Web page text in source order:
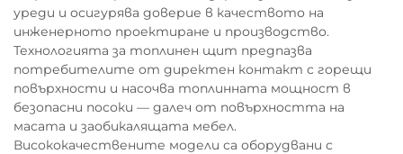
уреди и осигурява доверие в качеството на
инженерното проектиране и производство.
Технологията за топлинен щит предпазва
потребителите от директен контакт с горещи
повърхности и насочва топлинната мощност в
безопасни посоки — далеч от повърхността на
масата и заобикалящата мебел.
Висококачествените модели са оборудвани с